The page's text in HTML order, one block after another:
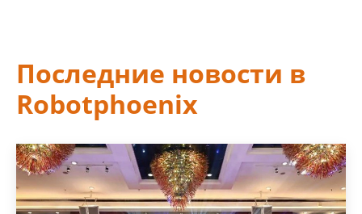
Последние новости в
Robotphoenix